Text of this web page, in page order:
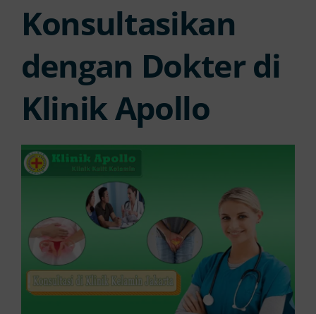
Konsultasikan
dengan Dokter di
Klinik Apollo